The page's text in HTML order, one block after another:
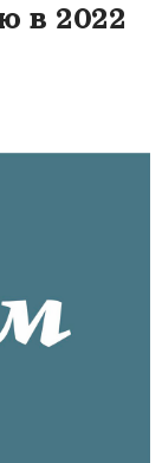
в 2022